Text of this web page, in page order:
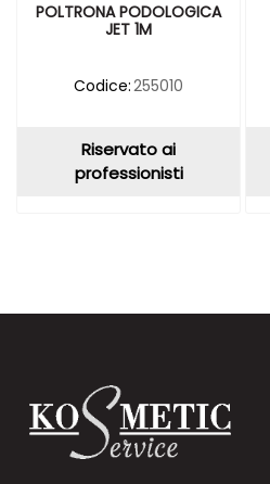
POLTRONA PODOLOGICA
JET 1M
Codice:255010
Riservato ai
professionisti